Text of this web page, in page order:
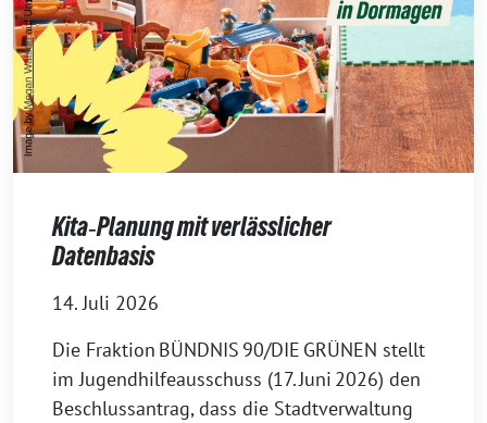
Kita‑Planung mit verlässlicher
Datenbasis
14. Juli 2026
Die Fraktion BÜNDNIS 90/DIE GRÜNEN stellt
im Jugendhilfeausschuss (17. Juni 2026) den
Beschlussantrag, dass die Stadtverwaltung